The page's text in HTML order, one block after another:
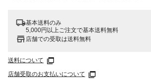
基本送料のみ
5,000円以上ご注文で基本送料無料
店舗での受取は送料無料
送料について
店舗受取のお支払いについて